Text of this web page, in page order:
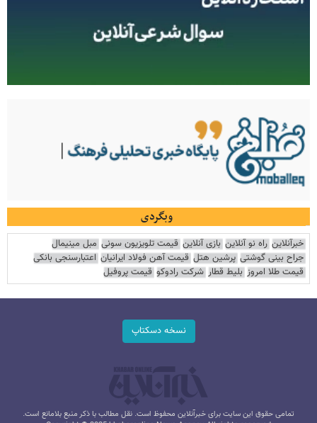
وبگردی
خبرآنلاین راه نو آنلاین بازی آنلاین قیمت تلویزیون سونی مبل مینیمال
جراح بینی گوشتی پرشین هتل قیمت آهن فولاد ایرانیان اعتبارسنجی بانکی
قیمت طلا امروز بلیط قطار شرکت رادوکو قیمت پروفیل
نسخه دسکتاپ
تمامی حقوق این سایت برای خبرآنلاین محفوظ است. نقل مطالب با ذکر منبع بلامانع است.